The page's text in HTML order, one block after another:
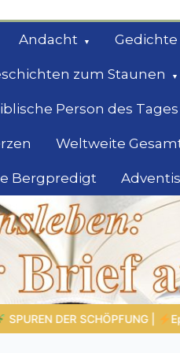
Andacht Gedichte
zum Staunen
Person des Tages
Weltweite
Bergpredigt
– Wenn Reaktion